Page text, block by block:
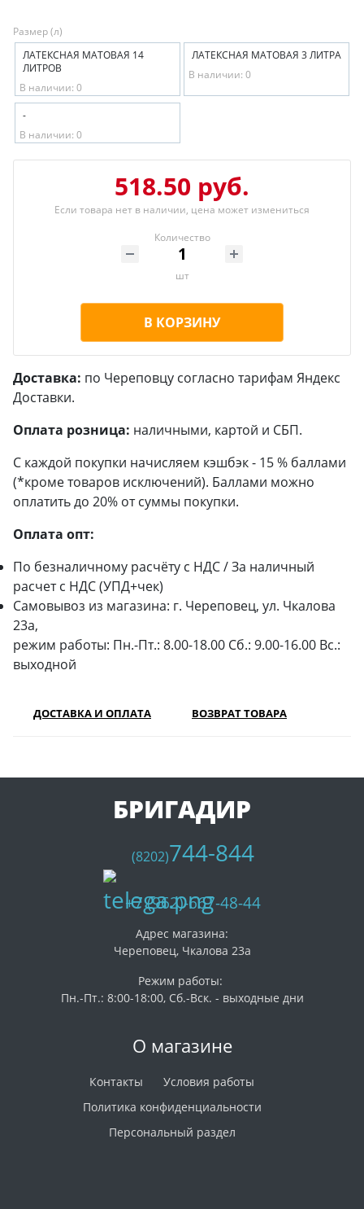
Размер (л)
ЛАТЕКСНАЯ МАТОВАЯ 14
ЛИТРОВ
В наличии: 0
ЛАТЕКСНАЯ МАТОВАЯ 3 ЛИТРА
В наличии: 0
-
В наличии: 0
518.50 руб.
Если товара нет в наличии, цена может измениться
Количество
шт
В КОРЗИНУ
Доставка: по Череповцу согласно тарифам Яндекс
Доставки.
Оплата розница: наличными, картой и СБП.
С каждой покупки начисляем кэшбэк - 15 % баллами
(*кроме товаров исключений). Баллами можно
оплатить до 20% от суммы покупки.
Оплата опт:
По безналичному расчёту с НДС / За наличный
расчет с НДС (УПД+чек)
Самовывоз из магазина: г. Череповец, ул. Чкалова
23а,
режим работы: Пн.-Пт.: 8.00-18.00 Сб.: 9.00-16.00 Вс.:
выходной
ДОСТАВКА И ОПЛАТА ВОЗВРАТ ТОВАРА
О магазине
Контакты
Условия работы
Политика конфиденциальности
Персональный раздел
БРИГАДИР
(8202)744-844
+7 (962)-667-48-44
Адрес магазина:
Череповец, Чкалова 23а
Режим работы:
Пн.-Пт.: 8:00-18:00, Сб.-Вск. - выходные дни